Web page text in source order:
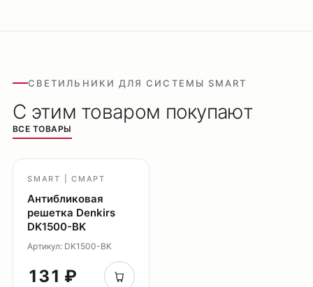
СВЕТИЛЬНИКИ ДЛЯ СИСТЕМЫ SMART
С этим товаром покупают
ВСЕ ТОВАРЫ
SMART | СМАРТ
Антибликовая
решетка Denkirs
DK1500-BK
Артикул: DK1500-BK
131 ₽